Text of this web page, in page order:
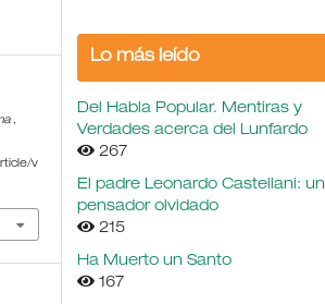
,
v
Lo más leído
Del Habla Popular. Mentiras y
Verdades acerca del Lunfardo
267
El padre Leonardo Castellani: un
pensador olvidado
215
Ha Muerto un Santo
167